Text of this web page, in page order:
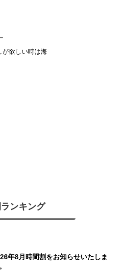
が欲しい時は海
ンキング
年8月時間割をお知らせいたしま